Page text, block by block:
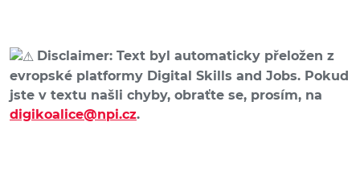
Disclaimer: Text byl automaticky přeložen z
evropské platformy Digital Skills and Jobs. Pokud
jste v textu našli chyby, obraťte se, prosím, na
digikoalice@npi.cz.